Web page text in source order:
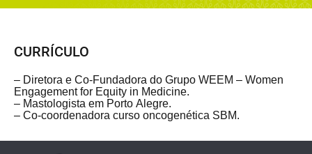
CURRÍCULO
– Diretora e Co-Fundadora do Grupo WEEM – Women
Engagement for Equity in Medicine.
– Mastologista em Porto Alegre.
– Co-coordenadora curso oncogenética SBM.